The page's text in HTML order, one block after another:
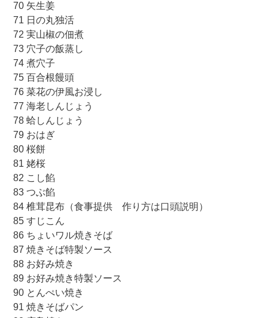
70 矢生姜
71 日の丸独活
72 実山椒の佃煮
73 穴子の飯蒸し
74 煮穴子
75 百合根饅頭
76 菜花の伊風お浸し
77 海老しんじょう
78 蛤しんじょう
79 おはぎ
80 桜餅
81 姥桜
82 こし餡
83 つぶ餡
84 椎茸昆布（食事提供 作り方は口頭説明）
85 すじこん
86 ちょいワル焼きそば
87 焼きそば特製ソース
88 お好み焼き
89 お好み焼き特製ソース
90 とんぺい焼き
91 焼きそばパン